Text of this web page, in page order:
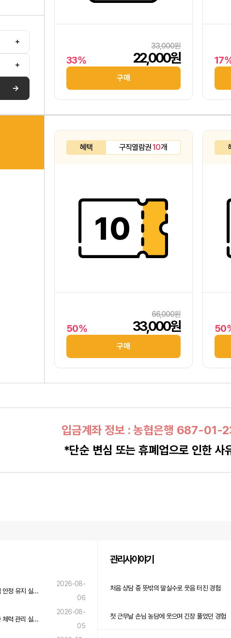
33,000원
22,000원
33%
구매
혜택 구직열람권10개
10
66,000원
33,000원
50%
구매
입금계좌 정보 : 농협은행 687-01-
*단순 변심 또는 휴폐업으로 인한 사
테라피스트 업무 집중력 회복과 심리적 안정 유지 실무 전략
2026-08-
06
테라피스트를 위한 업무 집중력 지속과 체력 관리 실무 노하우
2026-08-
05
관리사이야기
처음 상담 중 뜻밖의 말실수로 웃음 터진 경험
첫 근무날 손님 농담에 웃으며 긴장 풀었던 경험